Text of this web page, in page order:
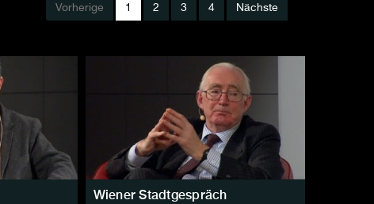
Vorherige 1 2 3 4 Nächste
Wiener Stadtgespräch